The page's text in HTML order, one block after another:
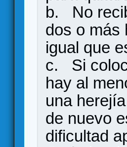
b. No
dos o más
igual que
c. Si
hay al
una
de nuevo
dificultad